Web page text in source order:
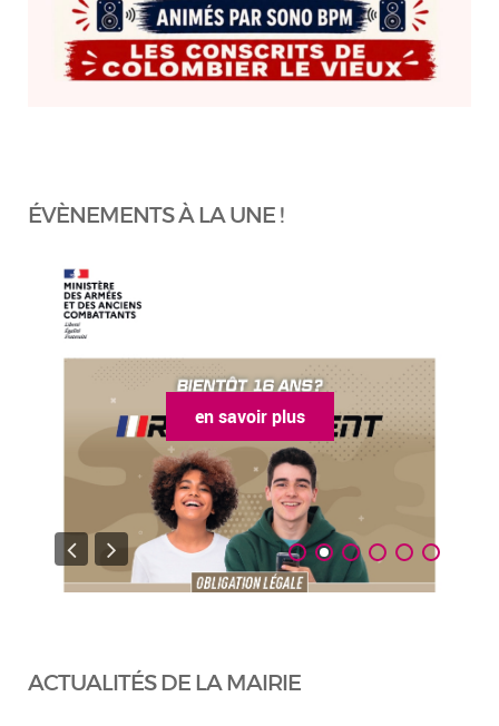
ÉVÈNEMENTS À LA UNE !
en savoir plus
ACTUALITÉS DE LA MAIRIE